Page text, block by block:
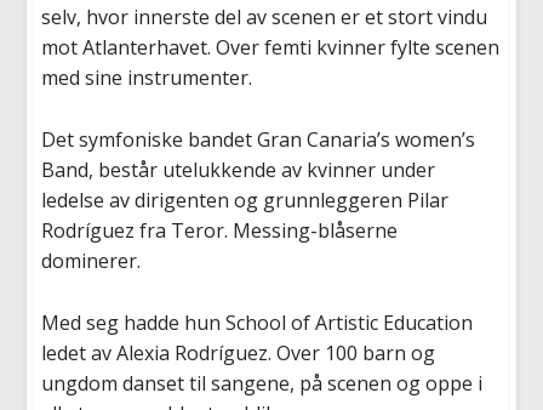
selv, hvor innerste del av scenen er et stort vindu
mot Atlanterhavet. Over femti kvinner fylte scenen
med sine instrumenter.
Det symfoniske bandet GranCanaria’s women’s
Band, består utelukkende av kvinner under
ledelse av dirigentenog grunnleggeren Pilar
Rodríguez fra Teror. Messing-blåserne
dominerer.
Med seg hadde hunSchoolofArtistic Education
ledet avAlexia Rodríguez. Over 100 barn og
ungdom danset til sangene, på scenen og oppe i